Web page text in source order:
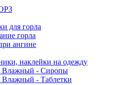
для горла
горла
ангине
наклейки на одежду
Влажный - Сиропы
- Таблетки